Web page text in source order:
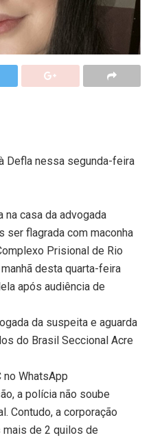
Defla nessa segunda-feira
na casa da advogada
ser flagrada com maconha
Prisional de Rio
desta quarta-feira
após audiência de
da suspeita e aguarda
do Brasil Seccional Acre
no WhatsApp
a polícia não soube
Contudo, a corporação
de 2 quilos de